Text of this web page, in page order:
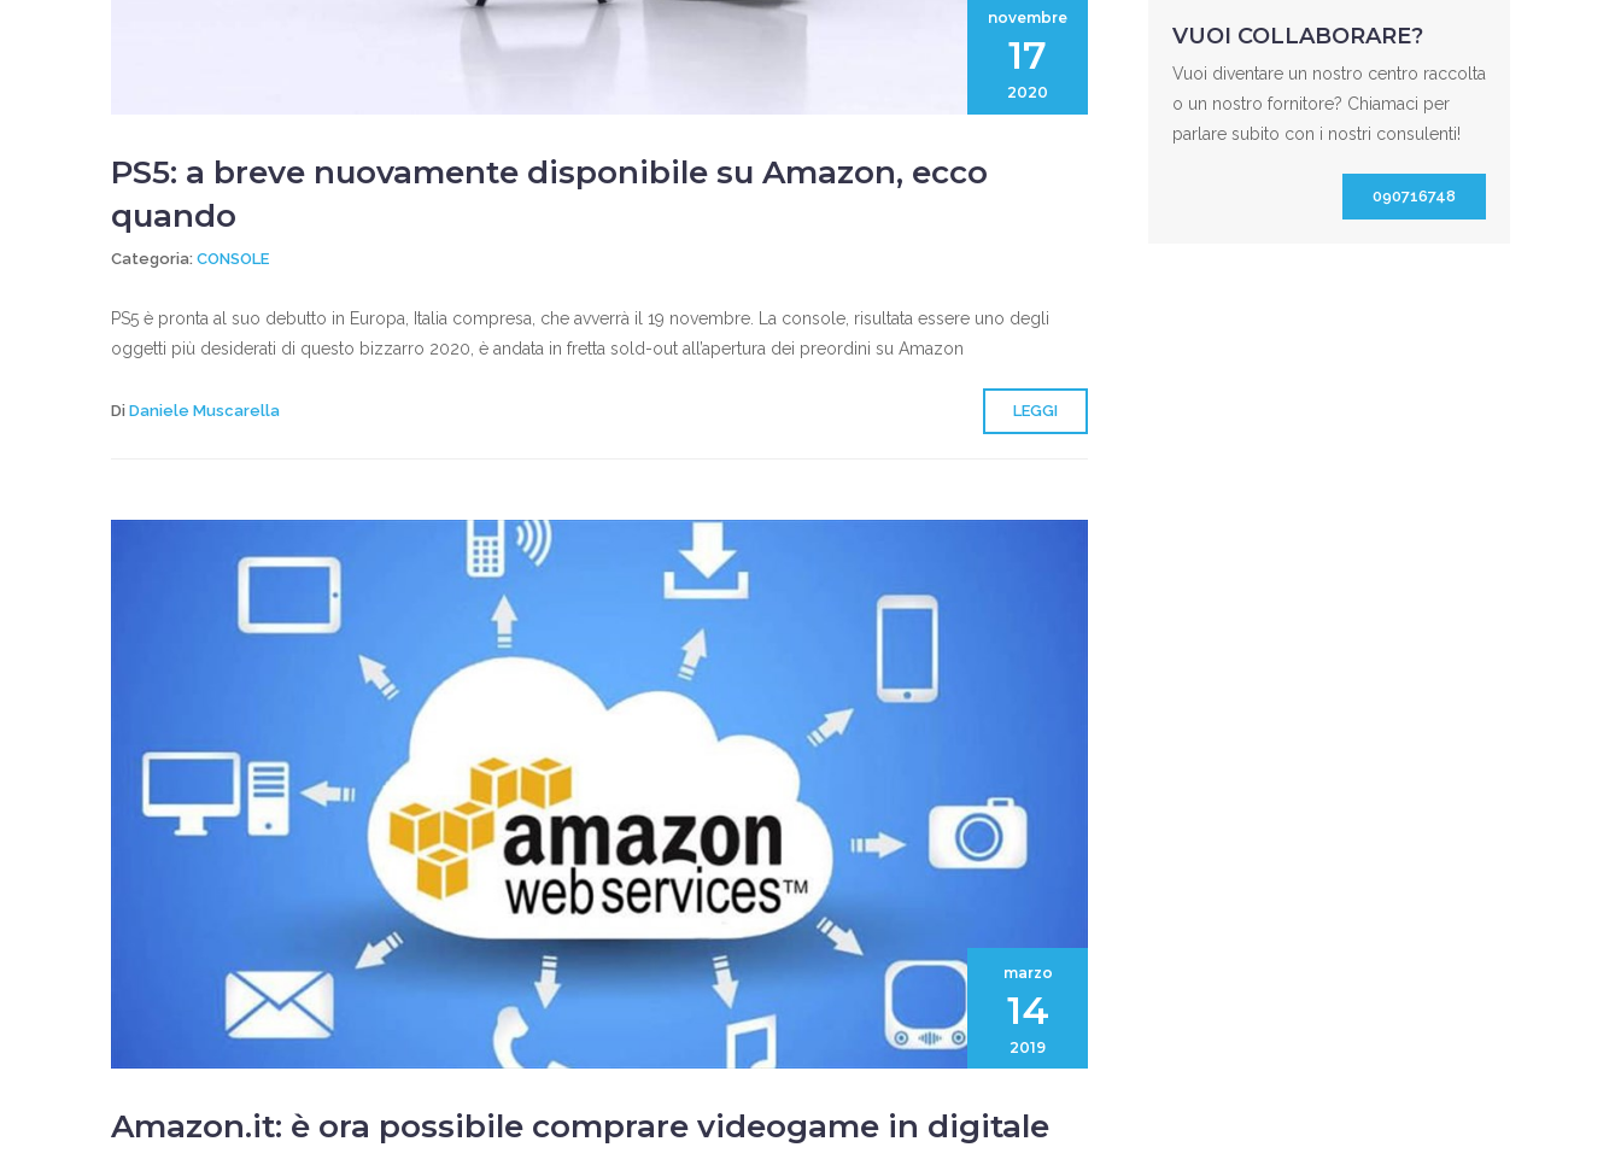
novembre
17
2020
PS5: a breve nuovamente disponibile su Amazon, ecco
quando
Categoria: CONSOLE
PS5 è pronta al suo debutto in Europa, Italia compresa, che avverrà il 19 novembre. La console, risultata essere uno degli
oggetti più desiderati di questo bizzarro 2020, è andata in fretta sold-out all’apertura dei preordini su Amazon
Di Daniele Muscarella LEGGI
marzo
14
2019
Amazon.it: è ora possibile comprare videogame in digitale
VUOI COLLABORARE?
Vuoi diventare un nostro centro raccolta
o un nostro fornitore? Chiamaci per
parlare subito con i nostri consulenti!
090716748